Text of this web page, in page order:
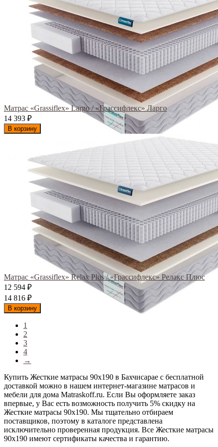
Матрас «Grassiflex» Largo / «Грассифлекс» Ларго
14 393 ₽
В корзину
Матрас «Grassiflex» Relax Plus / «Грассифлекс» Релакс Плюс
12 594 ₽
14 816 ₽
В корзину
1
2
3
4
→
Купить Жесткие матрасы 90х190 в Бахчисарае с бесплатной
доставкой можно в нашем интернет-магазине матрасов и
мебели для дома Matraskoff.ru. Если Вы оформляете заказ
впервые, у Вас есть возможность получить 5% скидку на
Жесткие матрасы 90х190. Мы тщательно отбираем
поставщиков, поэтому в каталоге представлена
исключительно проверенная продукция. Все Жесткие матрасы
90х190 имеют сертификаты качества и гарантию.